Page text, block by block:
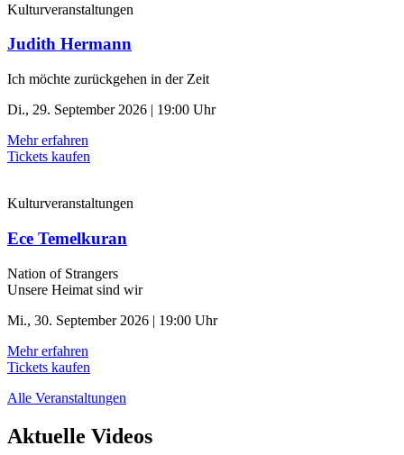
Kulturveranstaltungen
Judith Hermann
Ich möchte zurückgehen in der Zeit
Di., 29. September 2026 | 19:00 Uhr
Mehr erfahren
Tickets kaufen
Kulturveranstaltungen
Ece Temelkuran
Nation of Strangers
Unsere Heimat sind wir
Mi., 30. September 2026 | 19:00 Uhr
Mehr erfahren
Tickets kaufen
Alle Veranstaltungen
Aktuelle Videos